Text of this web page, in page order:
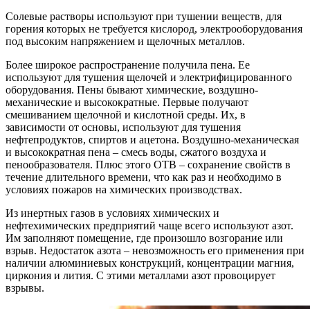
Солевые растворы используют при тушении веществ, для
горения которых не требуется кислород, электрооборудования
под высоким напряжением и щелочных металлов.
Более широкое распространение получила пена. Ее
используют для тушения щелочей и электрифицированного
оборудования. Пены бывают химические, воздушно-
механические и высокократные. Первые получают
смешиванием щелочной и кислотной среды. Их, в
зависимости от основы, используют для тушения
нефтепродуктов, спиртов и ацетона. Воздушно-механическая
и высокократная пена – смесь воды, сжатого воздуха и
пенообразователя. Плюс этого ОТВ – сохранение свойств в
течение длительного времени, что как раз и необходимо в
условиях пожаров на химических производствах.
Из инертных газов в условиях химических и
нефтехимических предприятий чаще всего используют азот.
Им заполняют помещение, где произошло возгорание или
взрыв. Недостаток азота – невозможность его применения при
наличии алюминиевых конструкций, концентрации магния,
циркония и лития. С этими металлами азот провоцирует
взрывы.